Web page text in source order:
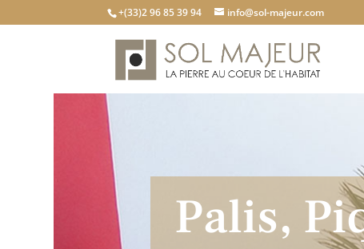
+(33)2 96 85 39 94 info@sol-majeur.com
Palis,